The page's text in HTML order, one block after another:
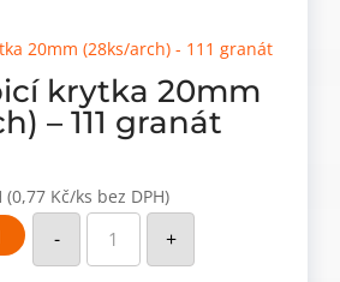
červená
tm.
krytka 20mm
– 111 granát
(0,77 Kč/ks bez DPH)
-
Samolepicí
krytka
20mm
(28ks/arch)
+